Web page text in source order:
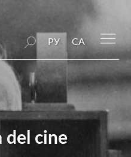
РУ CA
del cine